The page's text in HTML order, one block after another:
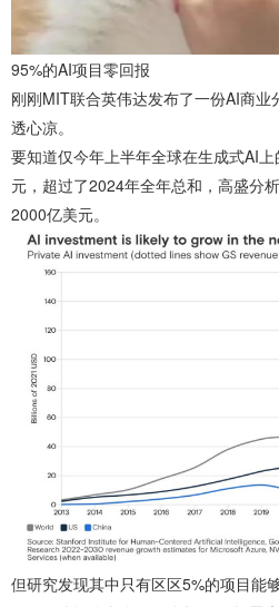
95%的AI项目零回报
刚刚MIT联合英伟达发布了一份AI商
透心凉。
要知道仅今年上半年全球在生成式AI
元，超过了2024年全年总和，高盛分
2000亿美元。
但研究发现其中只有区区5%的项目能